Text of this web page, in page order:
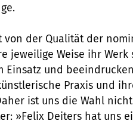
von der Qualität der
jeweilige Weise ihr Werk
Einsatz und
Praxis und
ist uns die Wahl
»Felix Deiters hat uns